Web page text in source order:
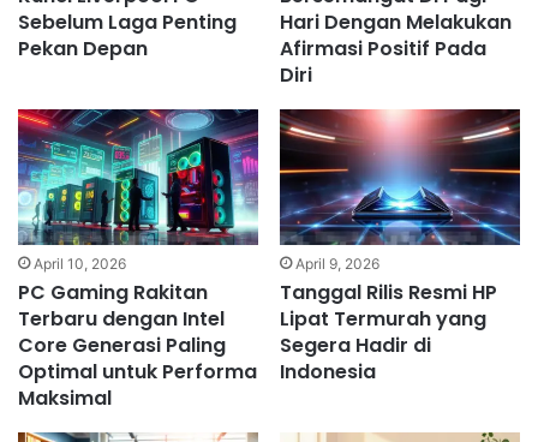
Sebelum Laga Penting
Pekan Depan
Hari Dengan Melakukan
Afirmasi Positif Pada
Diri
April 10, 2026
PC Gaming Rakitan
Terbaru dengan Intel
Core Generasi Paling
Optimal untuk Performa
Maksimal
April 9, 2026
Tanggal Rilis Resmi HP
Lipat Termurah yang
Segera Hadir di
Indonesia